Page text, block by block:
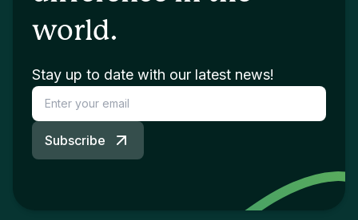
world.
Stay up to date with our latest news!
Subscribe